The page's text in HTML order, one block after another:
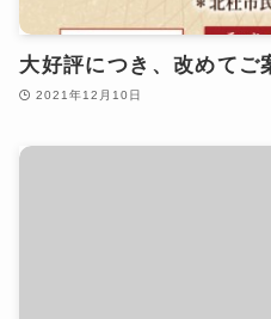
大好評につき、改めてご
2021年12月10日